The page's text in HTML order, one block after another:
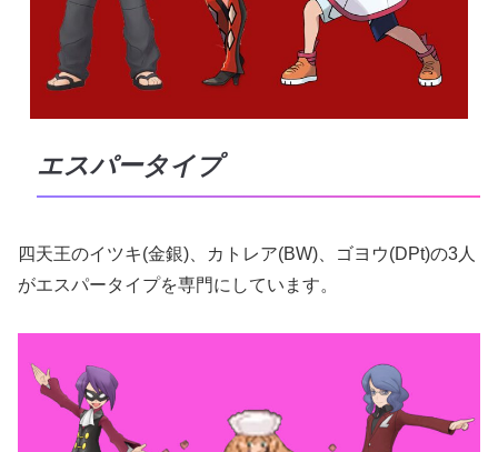
エスパータイプ
四天王のイツキ(金銀)、カトレア(BW)、ゴヨウ(DPt)の3人
がエスパータイプを専門にしています。